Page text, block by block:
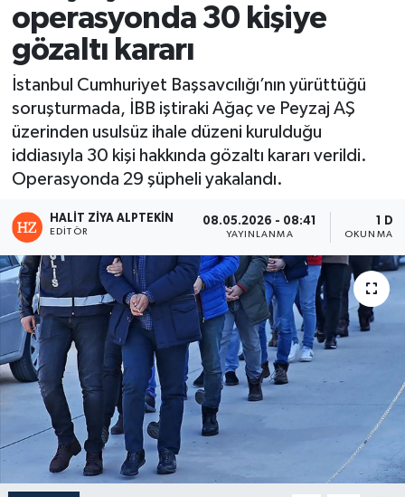
operasyonda 30 kişiye
gözaltı kararı
İstanbul Cumhuriyet Başsavcılığı’nın yürüttüğü
soruşturmada, İBB iştiraki Ağaç ve Peyzaj AŞ
üzerinden usulsüz ihale düzeni kurulduğu
iddiasıyla 30 kişi hakkında gözaltı kararı verildi.
Operasyonda 29 şüpheli yakalandı.
HALIT ZIYA ALPTEKIN
EDITÖR
08.05.2026 - 08:41
YAYINLANMA
1 DK
OKUNMA